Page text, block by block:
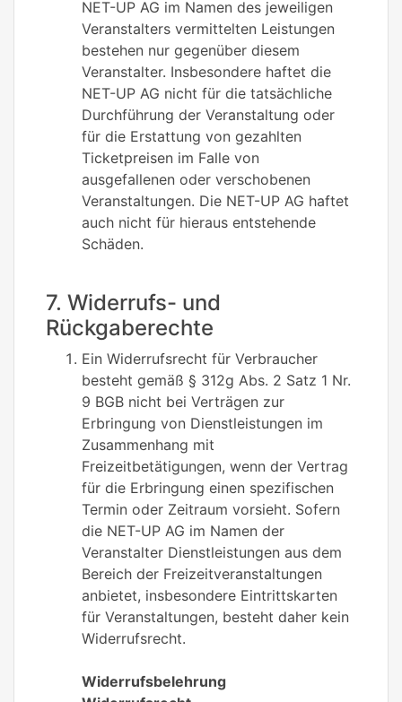
NET-UP AG im Namen des jeweiligen
Veranstalters vermittelten Leistungen
bestehen nur gegenüber diesem
Veranstalter. Insbesondere haftet die
NET-UP AG nicht für die tatsächliche
Durchführung der Veranstaltung oder
für die Erstattung von gezahlten
Ticketpreisen im Falle von
ausgefallenen oder verschobenen
Veranstaltungen. Die NET-UP AG haftet
auch nicht für hieraus entstehende
Schäden.
7. Widerrufs- und
Rückgaberechte
Ein Widerrufsrecht für Verbraucher
besteht gemäß § 312g Abs. 2 Satz 1 Nr.
9 BGB nicht bei Verträgen zur
Erbringung von Dienstleistungen im
Zusammenhang mit
Freizeitbetätigungen, wenn der Vertrag
für die Erbringung einen spezifischen
Termin oder Zeitraum vorsieht. Sofern
die NET-UP AG im Namen der
Veranstalter Dienstleistungen aus dem
Bereich der Freizeitveranstaltungen
anbietet, insbesondere Eintrittskarten
für Veranstaltungen, besteht daher kein
Widerrufsrecht.
Widerrufsbelehrung